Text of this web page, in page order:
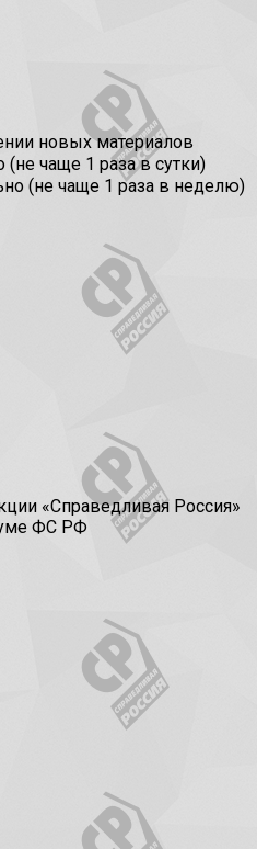
новых материалов
чаще 1 раза в сутки)
(не чаще 1 раза в неделю)
«Справедливая Россия»
ФС РФ